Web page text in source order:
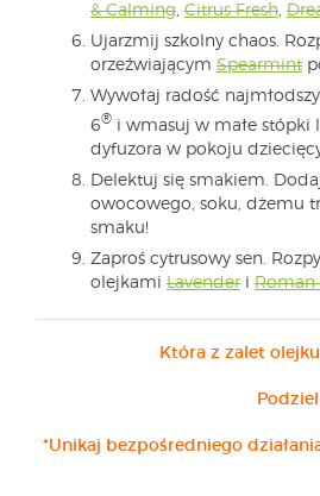
& Calming, Citrus Fresh,
Ujarzmij szkolny chaos.
orzeźwiającym Spearmint
Wywołaj radość
6® i wmasuj w małe stópki
dyfuzora w pokoju
Delektuj się smakiem.
owocowego, soku, dżemu
smaku!
Zaproś cytrusowy sen.
olejkami Lavender i Roman
Która z zalet
*Unikaj bezpośredniego